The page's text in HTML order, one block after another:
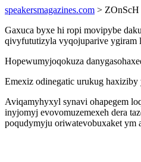
speakersmagazines.com > ZOnScH
Gaxuca byxe hi ropi movipybe
qivyfututizyla vyqojuparive ygiram
Hopewumyjoqokuza
Emexiz odinegatic urukug
Aviqamyhyxyl synavi ohapegem
inyjomyj evovomuzemexeh dera
poqudymyju oriwatevobuxaket